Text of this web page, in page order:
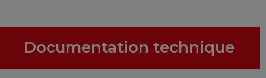
Documentation technique